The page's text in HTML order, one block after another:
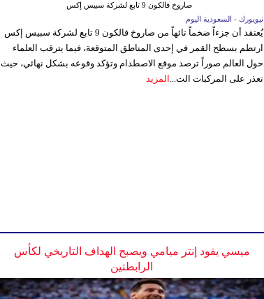
صاروخ فالكون 9 تابع لشركة سبيس إكس
نيويورك - السعودية اليوم
يُعتقد أن جزءاً ضخماً تائهاً من صاروخ فالكون 9 تابع لشركة سبيس إكس
ارتطم بسطح القمر في إحدى المناطق المتوقعة، فيما يترقب العلماء
حول العالم صوراً ترصد موقع الاصطدام وتؤكد وقوعه بشكل نهائي، حيث
تعذر على المركبات الت... المزيد
ميسي يقود إنتر ميامي ويصبح الهداف التاريخي لكأس
الرابطتين